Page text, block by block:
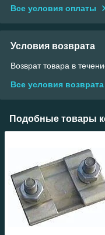
Все условия оплаты
Условия возврата
Возврат товара в
Все условия возврата
Подобные товары